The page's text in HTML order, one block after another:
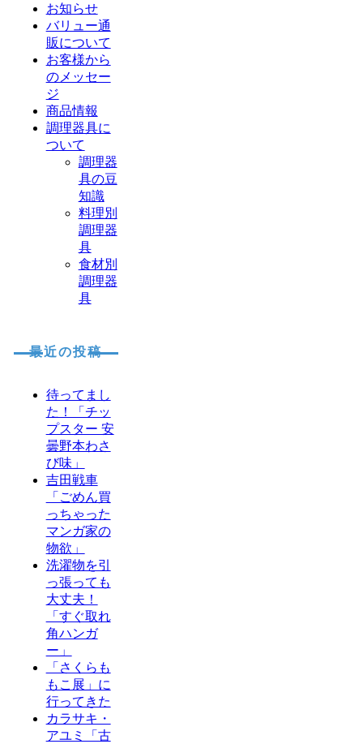
お知らせ
バリュー通
販について
お客様から
のメッセー
ジ
商品情報
調理器具に
ついて
調理器
具の豆
知識
料理別
調理器
具
食材別
調理器
具
最近の投稿
待ってまし
た！「チッ
プスター 安
曇野本わさ
び味」
吉田戦車
「ごめん買
っちゃった
マンガ家の
物欲」
洗濯物を引
っ張っても
大丈夫！
「すぐ取れ
角ハンガ
ー」
「さくらも
もこ展」に
行ってきた
カラサキ・
アユミ「古